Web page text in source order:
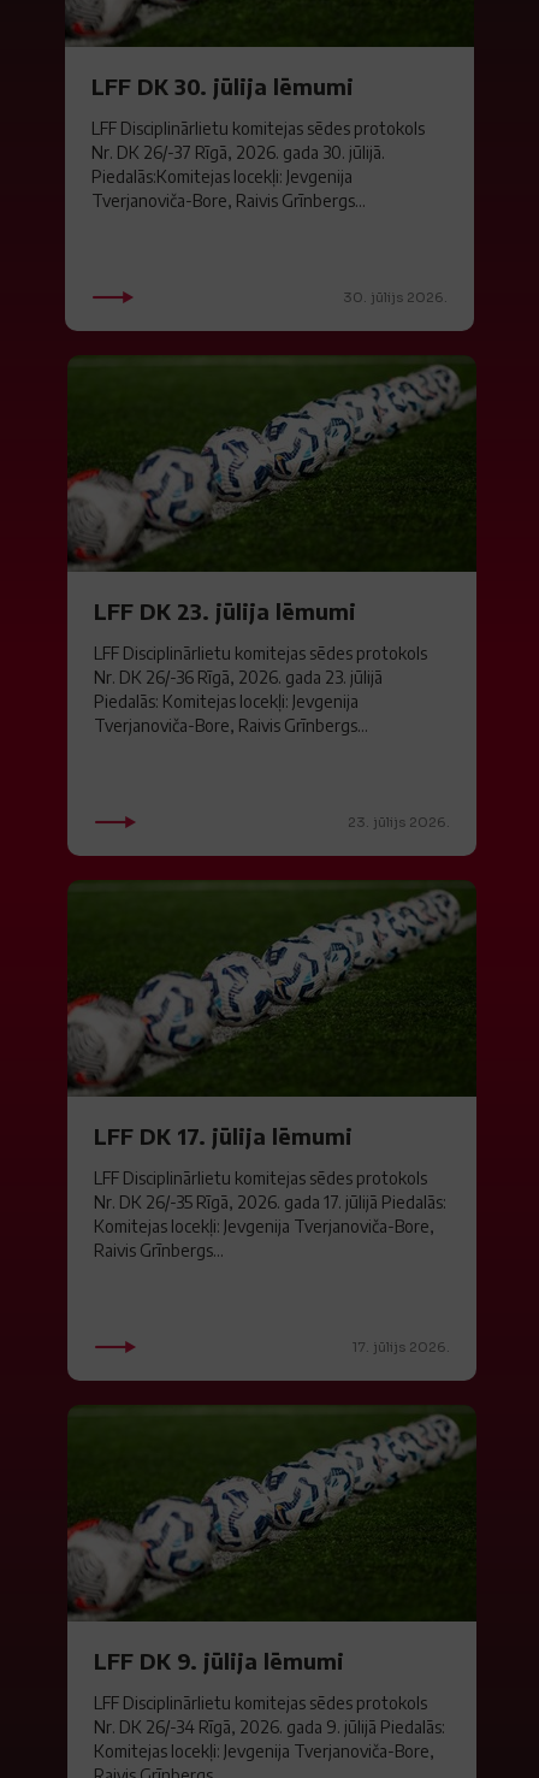
LFF DK 30. jūlija lēmumi
LFF Disciplinārlietu komitejas sēdes protokols
Nr. DK 26/-37 Rīgā, 2026. gada 30. jūlijā.
Piedalās:Komitejas locekļi: Jevgenija
Tverjanoviča-Bore, Raivis Grīnbergs...
30. jūlijs 2026.
LFF DK 23. jūlija lēmumi
LFF Disciplinārlietu komitejas sēdes protokols
Nr. DK 26/-36 Rīgā, 2026. gada 23. jūlijā
Piedalās: Komitejas locekļi: Jevgenija
Tverjanoviča-Bore, Raivis Grīnbergs...
23. jūlijs 2026.
LFF DK 17. jūlija lēmumi
LFF Disciplinārlietu komitejas sēdes protokols
Nr. DK 26/-35 Rīgā, 2026. gada 17. jūlijā Piedalās:
Komitejas locekļi: Jevgenija Tverjanoviča-Bore,
Raivis Grīnbergs...
17. jūlijs 2026.
LFF DK 9. jūlija lēmumi
LFF Disciplinārlietu komitejas sēdes protokols
Nr. DK 26/-34 Rīgā, 2026. gada 9. jūlijā Piedalās:
Komitejas locekļi: Jevgenija Tverjanoviča-Bore,